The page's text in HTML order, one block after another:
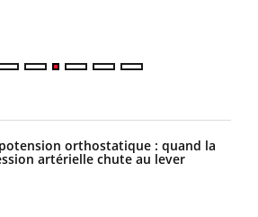
orthostatique : quand la
artérielle chute au lever